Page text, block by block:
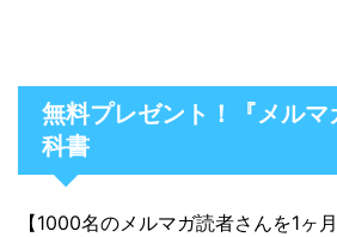
無料プレゼント！『メルマ
科書
【1000名のメルマガ読者さんを1ヶ